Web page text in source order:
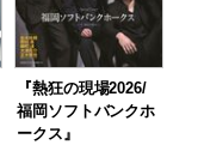
『熱狂の現場2026/
福岡ソフトバンクホ
ークス』